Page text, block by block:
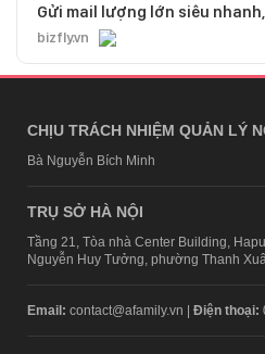
Gửi mail lượng lớn siêu
bizfly.vn
CHỊU TRÁCH NHIỆM QUẢN LÝ
Bà Nguyễn Bích Minh
TRỤ SỞ HÀ NỘI
Tầng 21, Tòa nhà Center Building,
Nguyễn Huy Tưởng, phường Thanh
Email: contact@afamily.vn | Điện thoại: